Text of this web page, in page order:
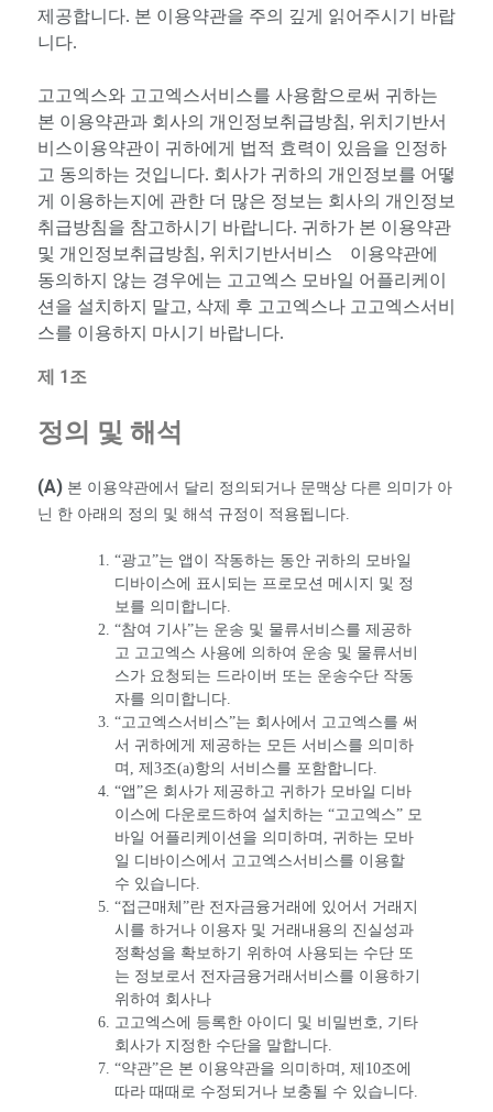
제공합니다. 본 이용약관을 주의 깊게 읽어주시기 바랍
니다.
고고엑스와 고고엑스서비스를 사용함으로써 귀하는
본 이용약관과 회사의 개인정보취급방침, 위치기반서
비스이용약관이 귀하에게 법적 효력이 있음을 인정하
고 동의하는 것입니다. 회사가 귀하의 개인정보를 어떻
게 이용하는지에 관한 더 많은 정보는 회사의 개인정보
취급방침을 참고하시기 바랍니다. 귀하가 본 이용약관
및 개인정보취급방침, 위치기반서비스 이용약관에
동의하지 않는 경우에는 고고엑스 모바일 어플리케이
션을 설치하지 말고, 삭제 후 고고엑스나 고고엑스서비
스를 이용하지 마시기 바랍니다.
제 1조
정의 및 해석
(A) 본 이용약관에서 달리 정의되거나 문맥상 다른 의미가 아
닌 한 아래의 정의 및 해석 규정이 적용됩니다.
“광고”는 앱이 작동하는 동안 귀하의 모바일
디바이스에 표시되는 프로모션 메시지 및 정
보를 의미합니다.
“참여 기사”는 운송 및 물류서비스를 제공하
고 고고엑스 사용에 의하여 운송 및 물류서비
스가 요청되는 드라이버 또는 운송수단 작동
자를 의미합니다.
“고고엑스서비스”는 회사에서 고고엑스를 써
서 귀하에게 제공하는 모든 서비스를 의미하
며, 제3조(a)항의 서비스를 포함합니다.
“앱”은 회사가 제공하고 귀하가 모바일 디바
이스에 다운로드하여 설치하는 “고고엑스” 모
바일 어플리케이션을 의미하며, 귀하는 모바
일 디바이스에서 고고엑스서비스를 이용할
수 있습니다.
“접근매체”란 전자금융거래에 있어서 거래지
시를 하거나 이용자 및 거래내용의 진실성과
정확성을 확보하기 위하여 사용되는 수단 또
는 정보로서 전자금융거래서비스를 이용하기
위하여 회사나
고고엑스에 등록한 아이디 및 비밀번호, 기타
회사가 지정한 수단을 말합니다.
“약관”은 본 이용약관을 의미하며, 제10조에
따라 때때로 수정되거나 보충될 수 있습니다.